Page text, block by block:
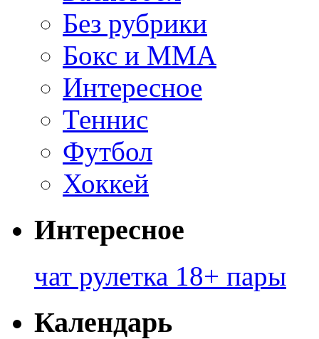
Без рубрики
Бокс и ММА
Интересное
Теннис
Футбол
Хоккей
Интересное
чат рулетка 18+ пары
Календарь